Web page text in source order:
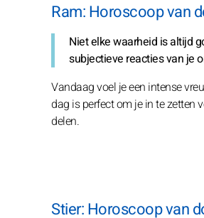
Ram: Horoscoop van
Niet elke waarheid is altijd
subjectieve reacties van je
Vandaag voel je een intense
dag is perfect om je in te zetten
delen.
Stier: Horoscoop van